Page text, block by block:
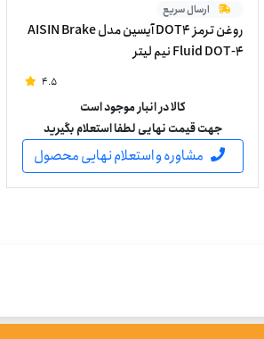
ارسال سریع
روغن ترمز DOT4 آیسین مدل AISIN Brake
Fluid DOT-4 نیم لیتر
4.5
کالا در انبار موجود است
جهت قیمت نهایی لطفا استعلام بگیرید
مشاوره و استعلام نهایی محصول